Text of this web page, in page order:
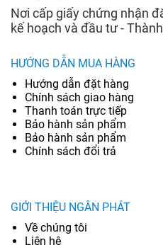
Nơi cấp giấy chứng nhận
kế hoạch và đầu tư -
HƯỚNG DẪN MUA HÀNG
Hướng dẫn đặt hàng
Chính sách giao hàng
Thanh toán trực tiếp
Bảo hành sản phẩm
Bảo hành sản phẩm
Chính sách đổi trả
GIỚI THIỆU NGÂN PHÁT
Về chúng tôi
Liên hệ